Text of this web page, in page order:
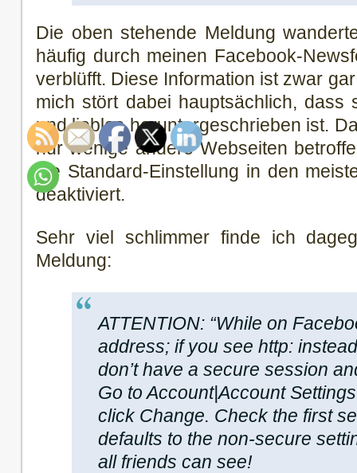
Die oben stehende Meldung
häufig durch meinen Facebook-
verblüfft. Diese Information ist zwar
mich stört dabei hauptsächlich, dass
und lieblos heruntergeschrieben ist.
nur wenige andere Webseiten
die Standard-Einstellung in den
deaktiviert.
Sehr viel schlimmer finde ich
Meldung:
ATTENTION: “While on
address; if you see http:
don’t have a secure session
Go to Account|Account
click Change. Check the first
defaults to the non-secure
all friends can see!